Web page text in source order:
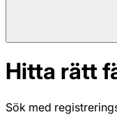
Hitta rätt
Sök med